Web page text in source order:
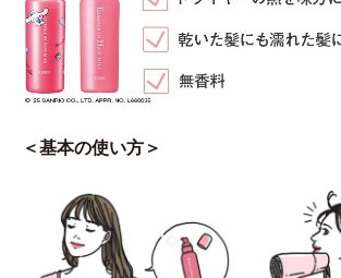
＜基本の使い方＞